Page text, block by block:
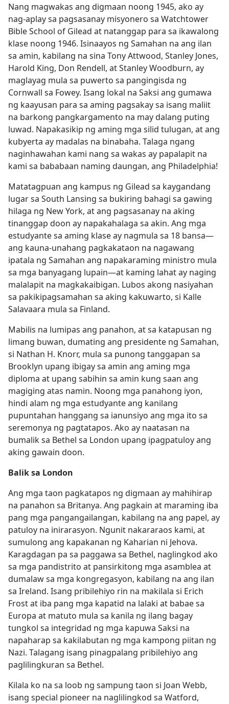
Nang magwakas ang digmaan noong 1945, ako ay
nag-aplay sa pagsasanay misyonero sa Watchtower
Bible School of Gilead at natanggap para sa ikawalong
klase noong 1946. Isinaayos ng Samahan na ang ilan
sa amin, kabilang na sina Tony Attwood, Stanley Jones,
Harold King, Don Rendell, at Stanley Woodburn, ay
maglayag mula sa puwerto sa pangingisda ng
Cornwall sa Fowey. Isang lokal na Saksi ang gumawa
ng kaayusan para sa aming pagsakay sa isang maliit
na barkong pangkargamento na may dalang puting
luwad. Napakasikip ng aming mga silid tulugan, at ang
kubyerta ay madalas na binabaha. Talaga ngang
naginhawahan kami nang sa wakas ay papalapit na
kami sa bababaan naming daungan, ang Philadelphia!
Matatagpuan ang kampus ng Gilead sa kaygandang
lugar sa South Lansing sa bukiring bahagi sa gawing
hilaga ng New York, at ang pagsasanay na aking
tinanggap doon ay napakahalaga sa akin. Ang mga
estudyante sa aming klase ay nagmula sa 18 bansa​—
ang kauna-unahang pagkakataon na nagawang
ipatala ng Samahan ang napakaraming ministro mula
sa mga banyagang lupain​—at kaming lahat ay naging
malalapit na magkakaibigan. Lubos akong nasiyahan
sa pakikipagsamahan sa aking kakuwarto, si Kalle
Salavaara mula sa Finland.
Mabilis na lumipas ang panahon, at sa katapusan ng
limang buwan, dumating ang presidente ng Samahan,
si Nathan H. Knorr, mula sa punong tanggapan sa
Brooklyn upang ibigay sa amin ang aming mga
diploma at upang sabihin sa amin kung saan ang
magiging atas namin. Noong mga panahong iyon,
hindi alam ng mga estudyante ang kanilang
pupuntahan hanggang sa ianunsiyo ang mga ito sa
seremonya ng pagtatapos. Ako ay naatasan na
bumalik sa Bethel sa London upang ipagpatuloy ang
aking gawain doon.
Balik sa London
Ang mga taon pagkatapos ng digmaan ay mahihirap
na panahon sa Britanya. Ang pagkain at maraming iba
pang mga pangangailangan, kabilang na ang papel, ay
patuloy na inirarasyon. Ngunit nakararaos kami, at
sumulong ang kapakanan ng Kaharian ni Jehova.
Karagdagan pa sa paggawa sa Bethel, naglingkod ako
sa mga pandistrito at pansirkitong mga asamblea at
dumalaw sa mga kongregasyon, kabilang na ang ilan
sa Ireland. Isang pribilehiyo rin na makilala si Erich
Frost at iba pang mga kapatid na lalaki at babae sa
Europa at matuto mula sa kanila ng ilang bagay
tungkol sa integridad ng mga kapuwa Saksi na
napaharap sa kakilabutan ng mga kampong piitan ng
Nazi. Talagang isang pinagpalang pribilehiyo ang
paglilingkuran sa Bethel.
Kilala ko na sa loob ng sampung taon si Joan Webb,
isang special pioneer na naglilingkod sa Watford,